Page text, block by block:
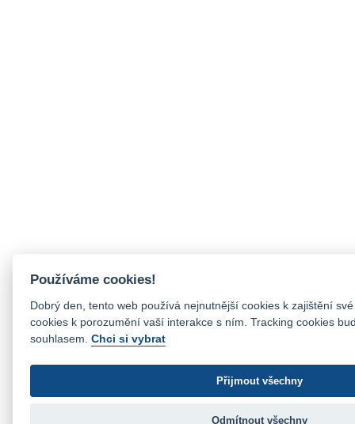
Používáme cookies!
Dobrý den, tento web používá nejnutnější cookies k zajištění
cookies k porozumění vaší interakce s ním. Tracking cookies
souhlasem.Chci si vybrat
Přijmout všechny
Odmítnout všechny